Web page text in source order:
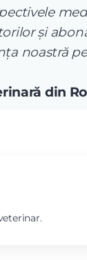
și
noastră
din